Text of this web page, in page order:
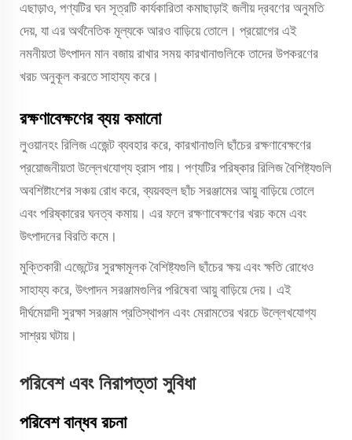
এছাড়াও, পণ্যটির ঘন সূত্রটি কার্যকারিতা কমাছাড়াই জলীয় দ্রবণের অনুমতি
দেয়, যা এর অর্থনৈতিক মূল্যকে আরও বাড়িয়ে তোলে। প্রয়োগের এই
নমনীয়তা উৎপাদন মান বজায় রাখার সময় কারখানাগুলিকে তাদের উপকরণের
খরচ অনুকূল করতে সাহায্য করে।
রক্ষণাবেক্ষণের ব্যয় কমানো
লুওয়ানহং রিলিজ এজেন্ট ব্যবহার করে, কারখানাগুলি ছাঁচের রক্ষণাবেক্ষণের
প্রয়োজনীয়তা উল্লেখযোগ্য হ্রাস পায়। পণ্যটির পরিষ্কার রিলিজ বৈশিষ্ট্যগুলি
অবশিষ্টাংশের সঞ্চয় রোধ করে, ব্যয়বহুল ছাঁচ সরঞ্জামের আয়ু বাড়িয়ে তোলে
এবং পরিষ্কারের ঘনত্ব কমায়। এর ফলে রক্ষণাবেক্ষণের খরচ কমে এবং
উৎপাদনের বিরতি কমে।
মুক্তিকারী এজেন্টের সুরক্ষামূলক বৈশিষ্ট্যগুলি ছাঁচের ক্ষয় এবং ক্ষতি রোধেও
সাহায্য করে, উৎপাদন সরঞ্জামগুলির পরিষেবা আয়ু বাড়িয়ে দেয়। এই
দীর্ঘমেয়াদী সুরক্ষা সরঞ্জাম প্রতিস্থাপন এবং মেরামতের খরচে উল্লেখযোগ্য
সাশ্রয় ঘটায়।
পরিবেশ এবং নিরাপত্তা সুবিধা
পরিবেশ বান্ধব রচনা